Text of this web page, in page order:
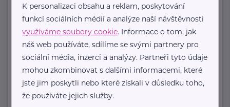
kolech!
Místo neustálého nakupování nových
kol ...
https://bikeup.rent/cs
+420 702 133 192
hello@bikeup.rent
K personalizaci obsahu a reklam, poskytování
funkcí sociálních médií a analýze naší návštěvnosti
využíváme soubory cookie. Informace o tom, jak
náš web používáte, sdílíme se svými partnery pro
sociální média, inzerci a analýzy. Partneři tyto údaje
mohou zkombinovat s dalšími informacemi, které
jste jim poskytli nebo které získali v důsledku toho,
že používáte jejich služby.